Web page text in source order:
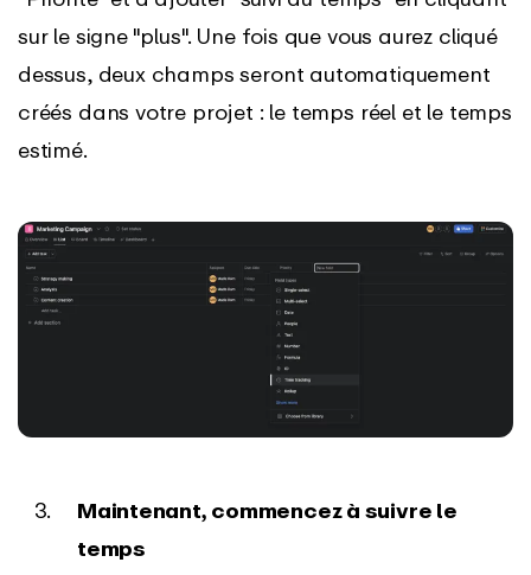
sur le signe "plus". Une fois que vous aurez cliqué
dessus, deux champs seront automatiquement
créés dans votre projet : le temps réel et le temps
estimé.
Maintenant, commencez à suivre le
temps